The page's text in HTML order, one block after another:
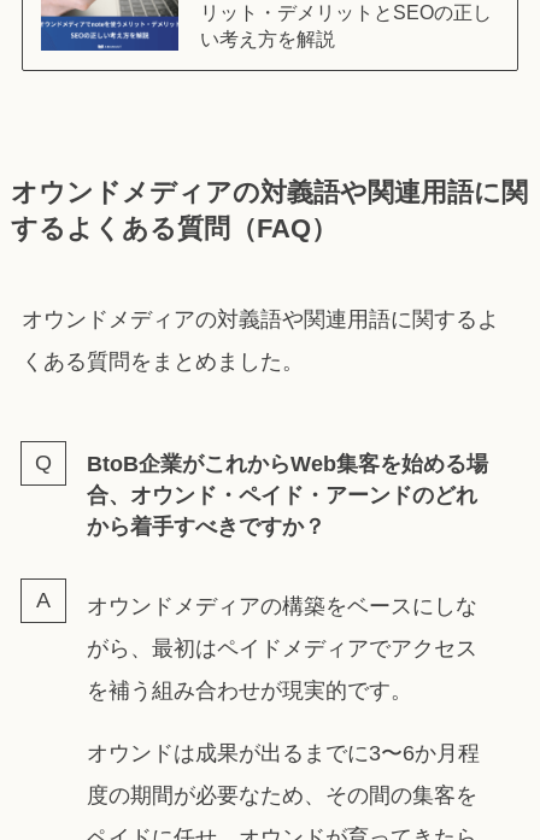
リット・デメリットとSEOの正し
い考え方を解説
オウンドメディアの対義語や関連用語に関
するよくある質問（FAQ）
オウンドメディアの対義語や関連用語に関するよ
くある質問をまとめました。
BtoB企業がこれからWeb集客を始める場
合、オウンド・ペイド・アーンドのどれ
から着手すべきですか？
オウンドメディアの構築をベースにしな
がら、最初はペイドメディアでアクセス
を補う組み合わせが現実的です。
オウンドは成果が出るまでに3〜6か月程
度の期間が必要なため、その間の集客を